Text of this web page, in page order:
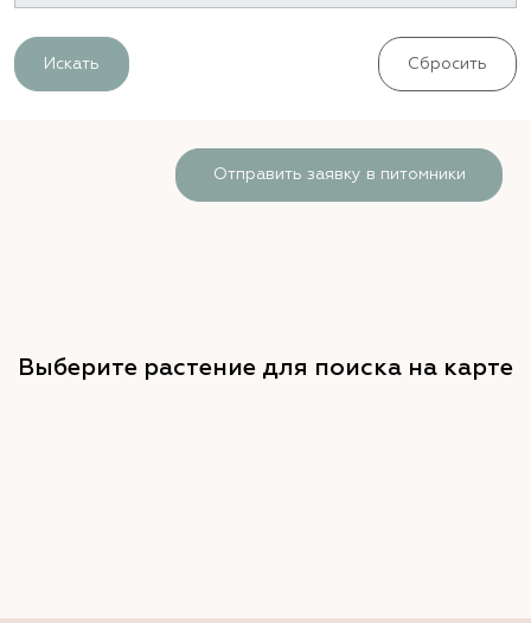
Искать Сбросить
Отправить заявку в питомники
Выберите растение для поиска на карте